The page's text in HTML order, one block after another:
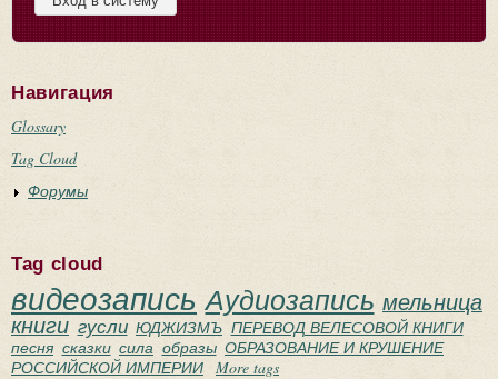
Навигация
Glossary
Tag Cloud
Форумы
Tag cloud
видеозапись Аудиозапись мельница
книги гусли ЮДЖИЗМЪ ПЕРЕВОД ВЕЛЕСОВОЙ КНИГИ
песня сказки сила образы ОБРАЗОВАНИЕ И КРУШЕНИЕ
РОССИЙСКОЙ ИМПЕРИИ
More tags